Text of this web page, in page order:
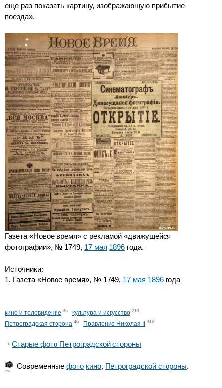
еще раз показать картину, изображающую прибытие
поезда».
Газета «Новое время» с рекламой «движущейся
фотографии», № 1749, 17 мая 1896 года.
Источники:
1. Газета «Новое время», № 1749, 17 мая 1896 года
кино и телевидение 35 культура и искусство 219
Петроградская сторона 46 Правление Николая II 316
Старые фото Петроградской стороны
Современные фото кино, Петроградской стороны.